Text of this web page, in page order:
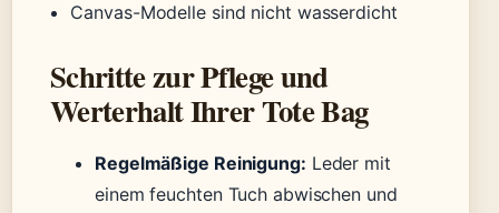
Canvas-Modelle sind nicht wasserdicht
Schritte zur Pflege und
Werterhalt Ihrer Tote Bag
Regelmäßige Reinigung: Leder mit
einem feuchten Tuch abwischen und